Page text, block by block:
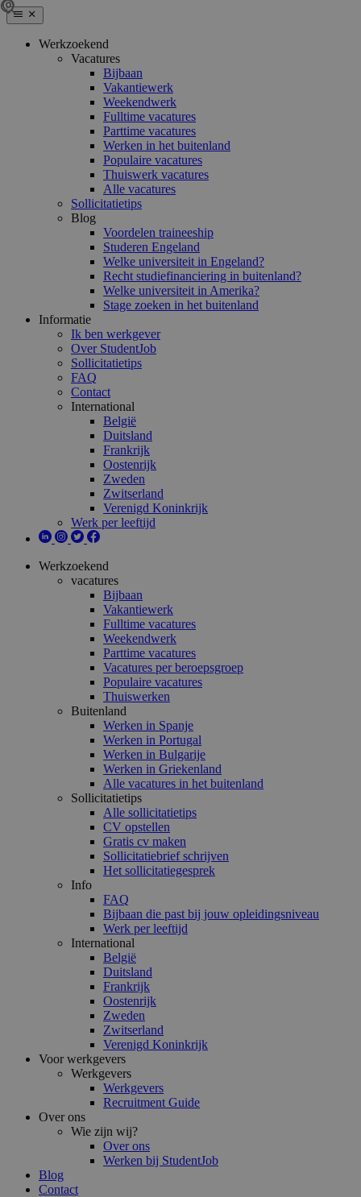
Werkzoekend
Vacatures
Bijbaan
Vakantiewerk
Weekendwerk
Fulltime vacatures
Parttime vacatures
Werken in het buitenland
Populaire vacatures
Thuiswerk vacatures
Alle vacatures
Sollicitatietips
Blog
Voordelen traineeship
Studeren Engeland
Welke universiteit in Engeland?
Recht studiefinanciering in buitenland?
Welke universiteit in Amerika?
Stage zoeken in het buitenland
Informatie
Ik ben werkgever
Over StudentJob
Sollicitatietips
FAQ
Contact
International
België
Duitsland
Frankrijk
Oostenrijk
Zweden
Zwitserland
Verenigd Koninkrijk
Werk per leeftijd
Werkzoekend
vacatures
Bijbaan
Vakantiewerk
Fulltime vacatures
Weekendwerk
Parttime vacatures
Vacatures per beroepsgroep
Populaire vacatures
Thuiswerken
Buitenland
Werken in Spanje
Werken in Portugal
Werken in Bulgarije
Werken in Griekenland
Alle vacatures in het buitenland
Sollicitatietips
Alle sollicitatietips
CV opstellen
Gratis cv maken
Sollicitatiebrief schrijven
Het sollicitatiegesprek
Info
FAQ
Bijbaan die past bij jouw opleidingsniveau
Werk per leeftijd
International
België
Duitsland
Frankrijk
Oostenrijk
Zweden
Zwitserland
Verenigd Koninkrijk
Voor werkgevers
Werkgevers
Werkgevers
Recruitment Guide
Over ons
Wie zijn wij?
Over ons
Werken bij StudentJob
Blog
Contact